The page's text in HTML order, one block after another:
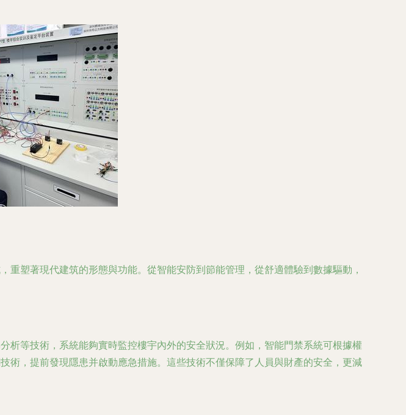
塑著現代建筑的形態與功能。從智能安防到節能管理，從舒適體驗到數據驅動，
等技術，系統能夠實時監控樓宇內外的安全狀況。例如，智能門禁系統可根據權
術，提前發現隱患并啟動應急措施。這些技術不僅保障了人員與財產的安全，更減